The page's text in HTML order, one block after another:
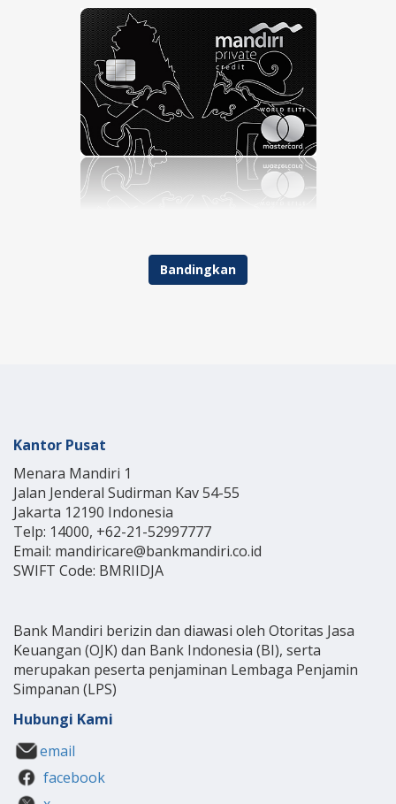
Bandingkan
Kantor Pusat
Menara Mandiri 1
Jalan Jenderal Sudirman Kav 54-55
Jakarta 12190 Indonesia
Telp: 14000, +62-21-52997777
Email: mandiricare@bankmandiri.co.id
SWIFT Code: BMRIIDJA
Bank Mandiri berizin dan diawasi oleh Otoritas Jasa
Keuangan (OJK) dan Bank Indonesia (BI), serta
merupakan peserta penjaminan Lembaga Penjamin
Simpanan (LPS)
Hubungi Kami
email
facebook